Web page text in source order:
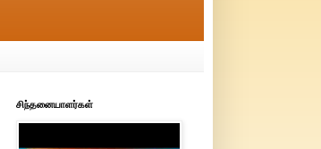
சிந்தனையாளர்கள்